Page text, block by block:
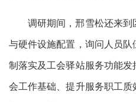
调研期间，邢雪松还来
与硬件设施配置，询问人员
制落实及工会驿站服务功能
会工作基础、提升服务职工